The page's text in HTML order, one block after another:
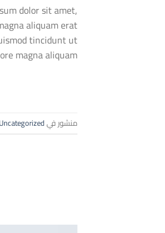
dolor sit amet,
aliquam erat
tincidunt ut
magna aliquam […]
منشور فيUncategorized